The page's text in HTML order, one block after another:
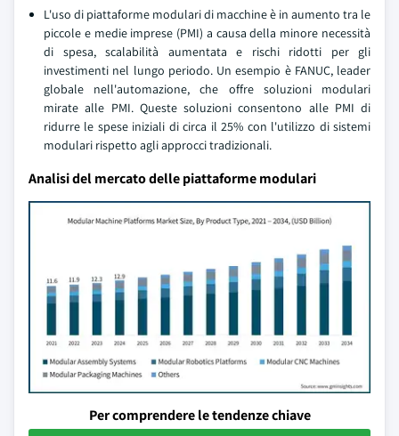
L'uso di piattaforme modulari di macchine è in aumento tra le
piccole e medie imprese (PMI) a causa della minore necessità
di spesa, scalabilità aumentata e rischi ridotti per gli
investimenti nel lungo periodo. Un esempio è FANUC, leader
globale nell'automazione, che offre soluzioni modulari
mirate alle PMI. Queste soluzioni consentono alle PMI di
ridurre le spese iniziali di circa il 25% con l'utilizzo di sistemi
modulari rispetto agli approcci tradizionali.
Analisi del mercato delle piattaforme modulari
Per comprendere le tendenze chiave